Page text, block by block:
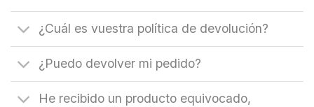
¿Cuál es vuestra política de devolución?
¿Puedo devolver mi pedido?
He recibido un producto equivocado,